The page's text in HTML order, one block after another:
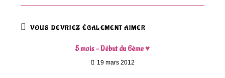
VOUS DEVRIEZ ÉGALEMENT AIMER
5 mois – Début du 6ème ♥
19 mars 2012